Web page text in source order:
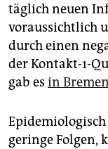
täglich neuen
voraussichtlich
durch einen
der Kontakt-1-
gab es in
geringe Folgen,